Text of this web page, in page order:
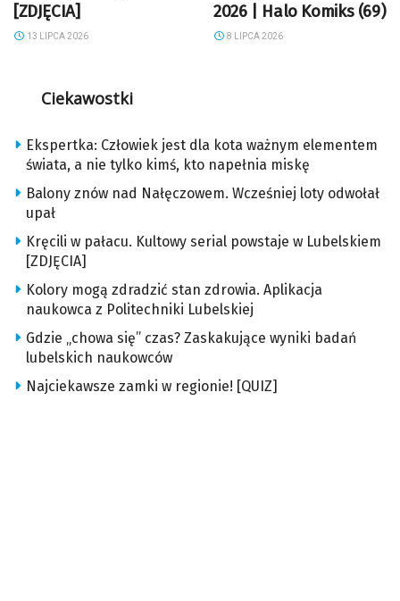
[ZDJĘCIA]
13 LIPCA 2026
2026 | Halo Komiks (69)
8 LIPCA 2026
Ciekawostki
Ekspertka: Człowiek jest dla kota ważnym elementem
świata, a nie tylko kimś, kto napełnia miskę
Balony znów nad Nałęczowem. Wcześniej loty odwołał
upał
Kręcili w pałacu. Kultowy serial powstaje w Lubelskiem
[ZDJĘCIA]
Kolory mogą zdradzić stan zdrowia. Aplikacja
naukowca z Politechniki Lubelskiej
Gdzie „chowa się” czas? Zaskakujące wyniki badań
lubelskich naukowców
Najciekawsze zamki w regionie! [QUIZ]